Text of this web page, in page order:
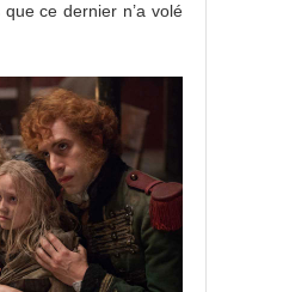
ce dernier n’a volé